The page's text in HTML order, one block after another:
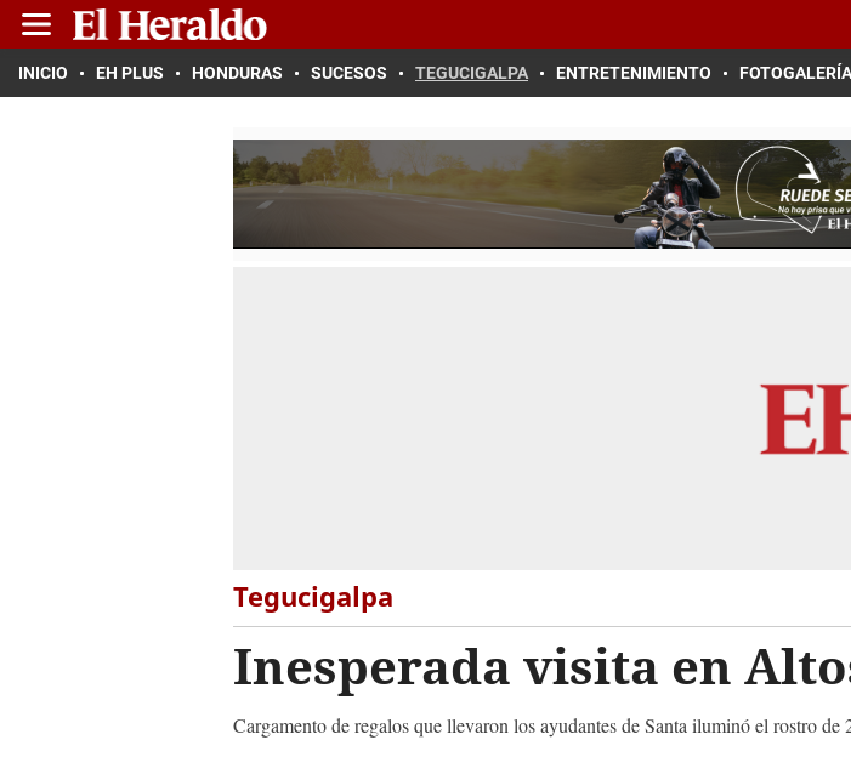
INICIO EH PLUS HONDURAS SUCESOS TEGUCIGALPA ENTRETENIMIENTO
Tegucigalpa
Inesperada visita en
Cargamento de regalos que llevaron los ayudantes de Santa iluminó el rostro de